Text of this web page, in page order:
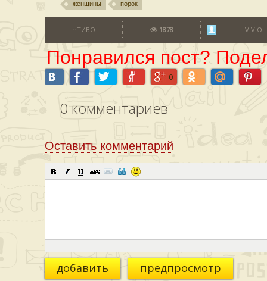
женщины порок
ЧТИВО 1878 VIVIO
Понравился пост?
0
0 комментариев
Оставить комментарий
добавить предпросмотр